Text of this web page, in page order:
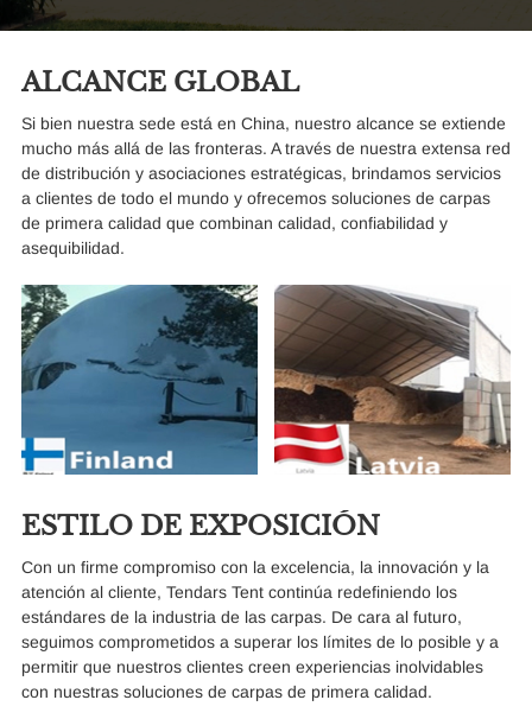
ALCANCE GLOBAL
Si bien nuestra sede está en China, nuestro alcance se extiende
mucho más allá de las fronteras. A través de nuestra extensa red
de distribución y asociaciones estratégicas, brindamos servicios
a clientes de todo el mundo y ofrecemos soluciones de carpas
de primera calidad que combinan calidad, confiabilidad y
asequibilidad.
ESTILO DE EXPOSICIÓN
Con un firme compromiso con la excelencia, la innovación y la
atención al cliente, Tendars Tent continúa redefiniendo los
estándares de la industria de las carpas. De cara al futuro,
seguimos comprometidos a superar los límites de lo posible y a
permitir que nuestros clientes creen experiencias inolvidables
con nuestras soluciones de carpas de primera calidad.